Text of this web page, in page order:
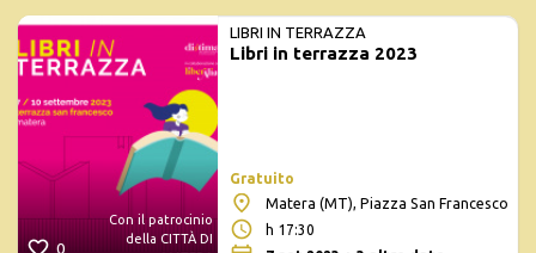
0
Con il patrocinio
della CITTÀ DI
LIBRI IN TERRAZZA
Libri in terrazza 2023
Gratuito
Matera (MT), Piazza San Francesco
h 17:30